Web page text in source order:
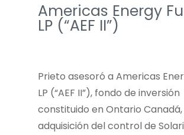
Americas Energy
LP (“AEF II”)
Prieto asesoró a Americas
LP (“AEF II”), fondo de inversión
constituido en Ontario Canadá,
adquisición del control de